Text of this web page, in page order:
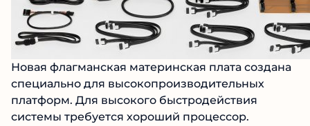
Новая флагманская материнская плата создана
специально для высокопроизводительных
платформ. Для высокого быстродействия
системы требуется хороший процессор.